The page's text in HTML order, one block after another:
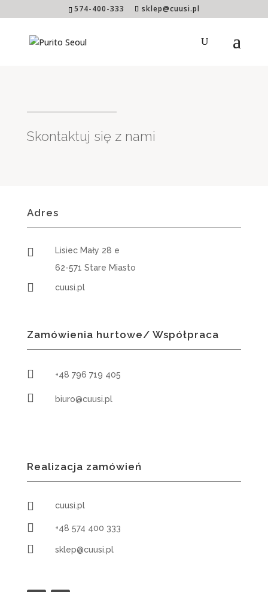
574-400-333 sklep@cuusi.pl
Skontaktuj się z nami
Adres

Lisiec Mały 28 e
62-571 Stare Miasto
 cuusi.pl
Zamówienia hurtowe/ Współpraca
 +48 796 719 405
 biuro@cuusi.pl
Realizacja zamówień
 cuusi.pl
 +48 574 400 333
 sklep@cuusi.pl